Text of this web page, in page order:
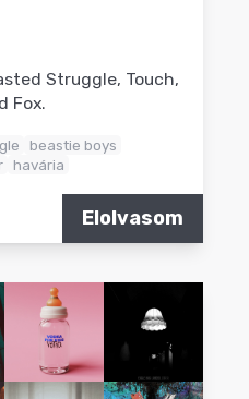
Struggle, Touch,
Fox.
beastie boys
havária
Elolvasom